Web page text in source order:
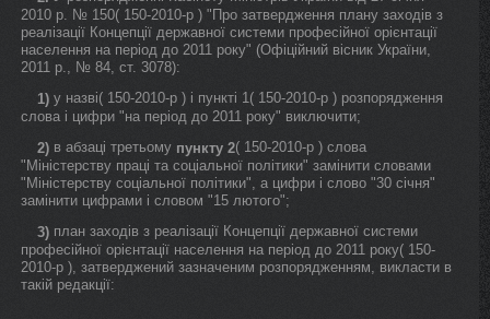
2010 р. № 150( 150-2010-р ) "Про затвердження плану заходів з
реалізації Концепції державної системи професійної орієнтації
населення на період до 2011 року" (Офіційний вісник України,
2011 р., № 84, ст. 3078):
1) у назві( 150-2010-р ) і пункті 1( 150-2010-р ) розпорядження
слова і цифри "на період до 2011 року" виключити;
2) в абзаці третьому пункту 2( 150-2010-р ) слова
"Міністерству праці та соціальної політики" замінити словами
"Міністерству соціальної політики", а цифри і слово "30 січня"
замінити цифрами і словом "15 лютого";
3) план заходів з реалізації Концепції державної системи
професійної орієнтації населення на період до 2011 року( 150-
2010-р ), затверджений зазначеним розпорядженням, викласти в
такій редакції: